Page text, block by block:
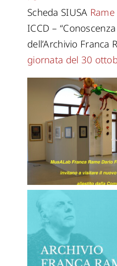
Scheda SIUSA
ICCD –
dell’Archivio Franca
giornata del 30